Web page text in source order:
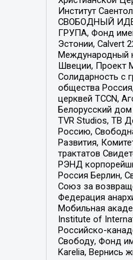
Институт
СВОБОДНЫЙ
ГРУПА, Фонд
Эстонии, Calvert
Международный
Швеции, Проект
Солидарность с
общества
церквей TCCN,
Белорусский
TVR Studios, ТВ
Россию,
Развития,
трактатов
РЭНД
Россия Берлин,
Союз за
Федерация
Мобильная
Institute of
Российско-
Свободу, Фонд
Karelia, Вернись